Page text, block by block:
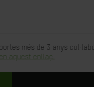
més de 3 anys
aquest enllaç.